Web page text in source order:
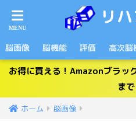
リハ
脳画像 脳機能 評価 高次脳
お得に買える！Amazonブラッ
まで
ホーム 脳画像